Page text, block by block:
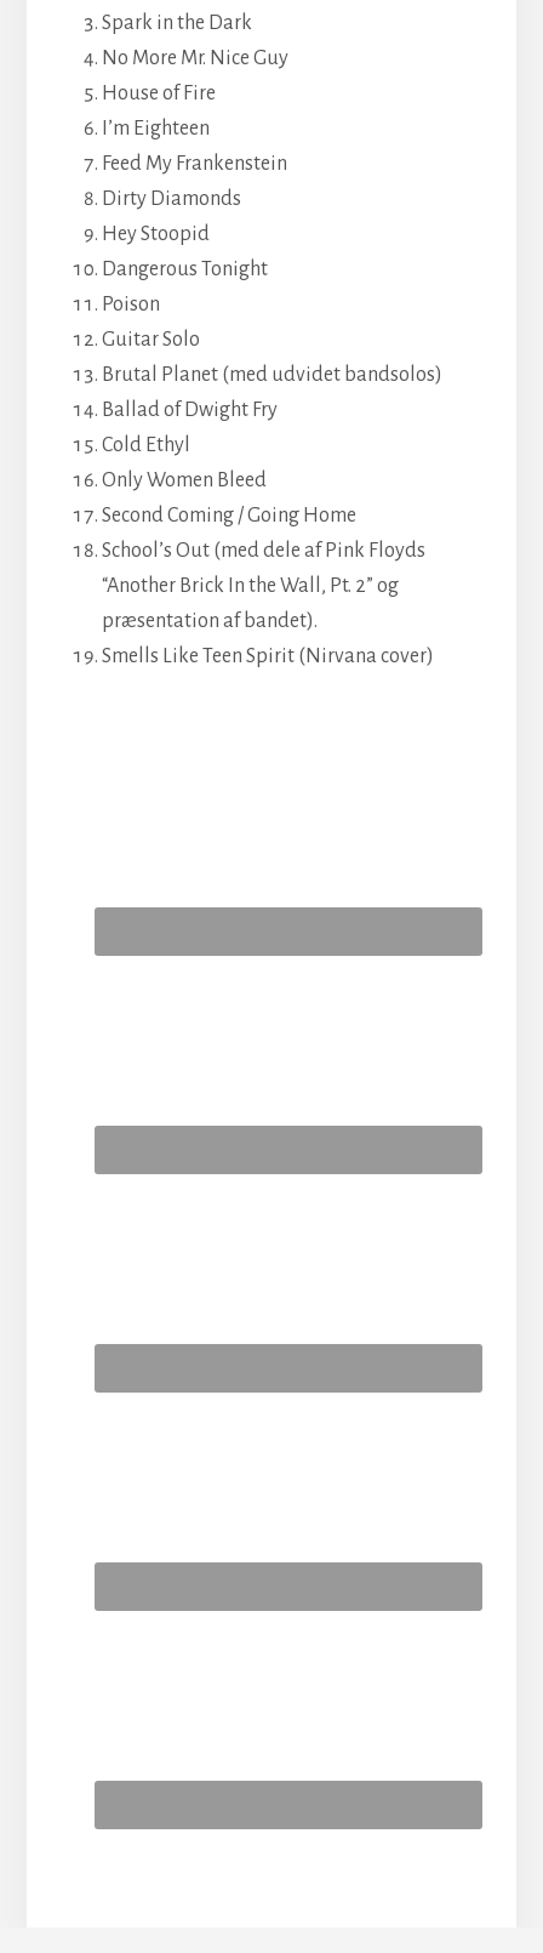
Spark in the Dark
No More Mr. Nice Guy
House of Fire
I’m Eighteen
Feed My Frankenstein
Dirty Diamonds
Hey Stoopid
Dangerous Tonight
Poison
Guitar Solo
Brutal Planet (med udvidet bandsolos)
Ballad of Dwight Fry
Cold Ethyl
Only Women Bleed
Second Coming / Going Home
School’s Out (med dele af Pink Floyds
“Another Brick In the Wall, Pt. 2” og
præsentation af bandet).
Smells Like Teen Spirit (Nirvana cover)